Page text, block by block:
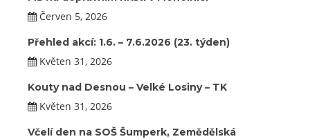
Červen 5, 2026
Přehled akcí: 1.6. – 7.6.2026 (23. týden)
Květen 31, 2026
Kouty nad Desnou – Velké Losiny – TK
Květen 31, 2026
Včelí den na SOŠ Šumperk, Zemědělská